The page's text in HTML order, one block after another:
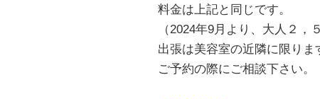
料金は上記と同じです。
（2024年9月より、大人２，
出張は美容室の近隣に限りま
ご予約の際にご相談下さい。